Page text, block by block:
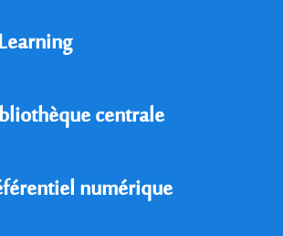
centrale
numérique